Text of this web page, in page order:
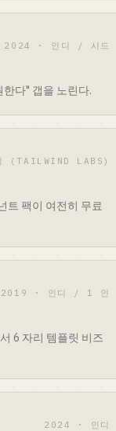
2024 · 인디 / 시드
다" 갭을 노린다.
(TAILWIND LABS)
트 팩이 여전히 무료
2019 · 인디 / 1 인
6 자리 템플릿 비즈
2024 · 인디